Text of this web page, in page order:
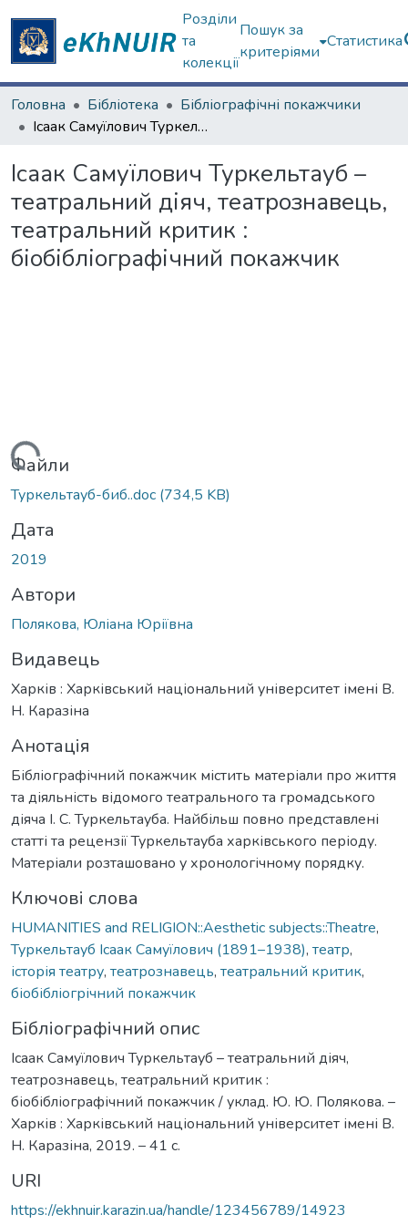
Розділи
та
колекції
Пошук за
критеріями
Статистика
Головна Бібліотека
Бібліографічні покажчики
Ісаак Самуїлович Туркельтауб – театральний діяч, театрознавець, театральний критик : біобібліографічний покажчик
Ісаак Самуїлович Туркельтауб –
театральний діяч, театрознавець,
театральний критик :
біобібліографічний покажчик
Вантажиться...
Файли
Туркельтауб-биб..doc (734,5 KB)
Дата
2019
Автори
Полякова, Юліана Юріївна
Видавець
Харків : Харківський національний університет імені В.
Н. Каразіна
Анотація
Бібліографічний покажчик містить матеріали про життя
та діяльність відомого театрального та громадського
діяча І. С. Туркельтауба. Найбільш повно представлені
статті та рецензії Туркельтауба харківського періоду.
Матеріали розташовано у хронологічному порядку.
Ключові слова
HUMANITIES and RELIGION::Aesthetic subjects::Theatre,
Туркельтауб Ісаак Самуїлович (1891–1938), театр,
історія театру, театрознавець, театральний критик,
біобібліогрічний покажчик
Бібліографічний опис
Ісаак Самуїлович Туркельтауб – театральний діяч,
театрознавець, театральний критик :
біобібліографічний покажчик / уклад. Ю. Ю. Полякова. –
Харків : Харківський національний університет імені В.
Н. Каразіна, 2019. – 41 с.
URI
https://ekhnuir.karazin.ua/handle/123456789/14923